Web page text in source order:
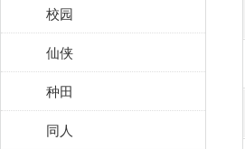
校园
仙侠
种田
同人